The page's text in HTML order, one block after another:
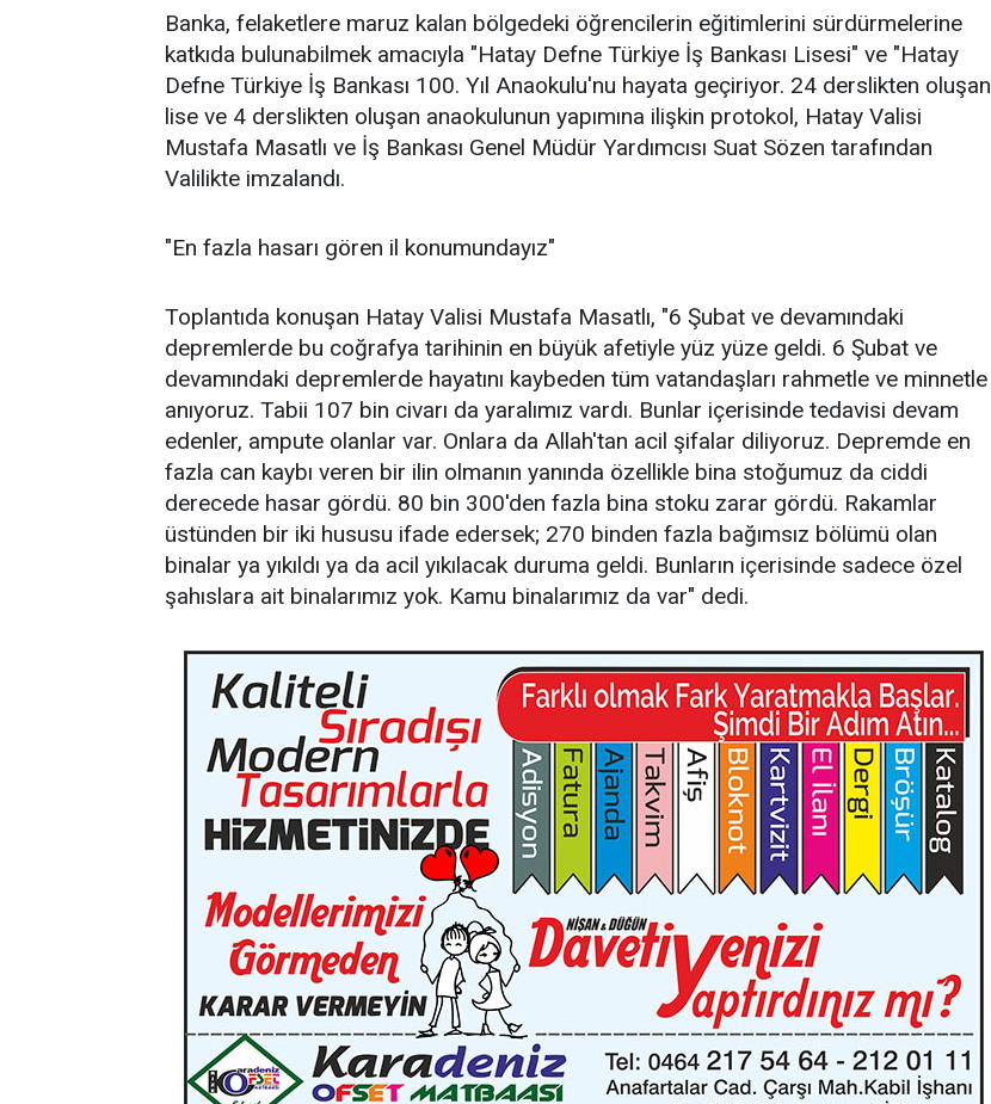
Banka, felaketlere maruz kalan bölgedeki öğrencilerin eğitimlerini sürdürmelerine
katkıda bulunabilmek amacıyla "Hatay Defne Türkiye İş Bankası Lisesi" ve "Hatay
Defne Türkiye İş Bankası 100. Yıl Anaokulu'nu hayata geçiriyor. 24 derslikten oluşan
lise ve 4 derslikten oluşan anaokulunun yapımına ilişkin protokol, Hatay Valisi
Mustafa Masatlı ve İş Bankası Genel Müdür Yardımcısı Suat Sözen tarafından
Valilikte imzalandı.
"En fazla hasarı gören il konumundayız"
Toplantıda konuşan Hatay Valisi Mustafa Masatlı, "6 Şubat ve devamındaki
depremlerde bu coğrafya tarihinin en büyük afetiyle yüz yüze geldi. 6 Şubat ve
devamındaki depremlerde hayatını kaybeden tüm vatandaşları rahmetle ve minnetle
anıyoruz. Tabii 107 bin civarı da yaralımız vardı. Bunlar içerisinde tedavisi devam
edenler, ampute olanlar var. Onlara da Allah'tan acil şifalar diliyoruz. Depremde en
fazla can kaybı veren bir ilin olmanın yanında özellikle bina stoğumuz da ciddi
derecede hasar gördü. 80 bin 300'den fazla bina stoku zarar gördü. Rakamlar
üstünden bir iki hususu ifade edersek; 270 binden fazla bağımsız bölümü olan
binalar ya yıkıldı ya da acil yıkılacak duruma geldi. Bunların içerisinde sadece özel
şahıslara ait binalarımız yok. Kamu binalarımız da var" dedi.